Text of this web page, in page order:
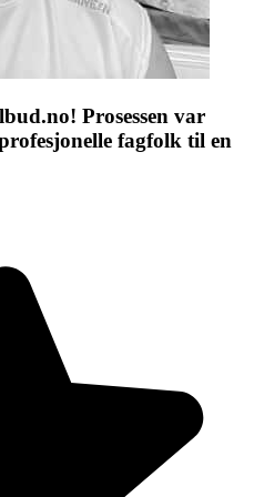
Prosessen var
fagfolk til en